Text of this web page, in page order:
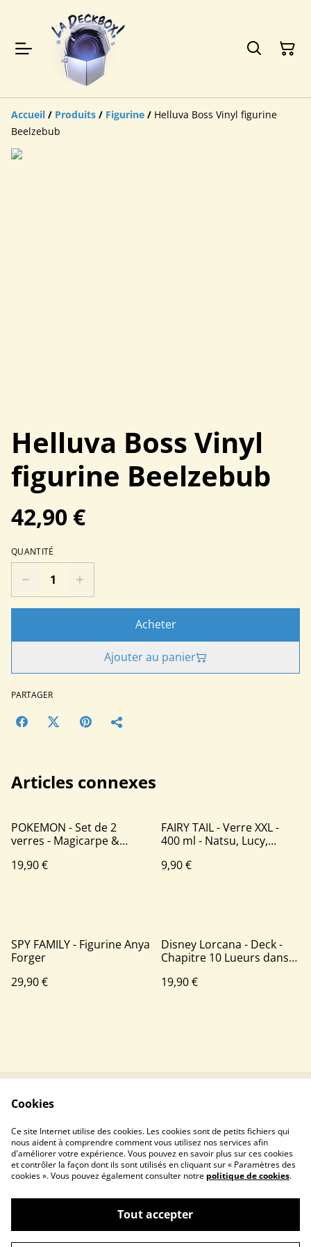
Accueil / Produits / Figurine / Helluva Boss Vinyl figurine
Beelzebub
Helluva Boss Vinyl
figurine Beelzebub
42,90 €
QUANTITÉ
Acheter
Ajouter au panier
PARTAGER
Articles connexes
POKEMON - Set de 2
verres - Magicarpe &
19,90 €
FAIRY TAIL - Verre XXL -
400 ml - Natsu, Lucy,
9,90 €
SPY FAMILY - Figurine Anya
Forger
29,90 €
Disney Lorcana - Deck -
Chapitre 10 Lueurs dans
Mégara
19,90 €
Politique de
confidentialité
Politique de cookies
©2026Ladeckboxfr
Cookies
Ce site Internet utilise des cookies. Les cookies sont de petits fichiers qui
nous aident à comprendre comment vous utilisez nos services afin
d'améliorer votre expérience. Vous pouvez en savoir plus sur ces cookies
et contrôler la façon dont ils sont utilisés en cliquant sur « Paramètres des
cookies ». Vous pouvez également consulter notre politique de cookies.
Tout accepter